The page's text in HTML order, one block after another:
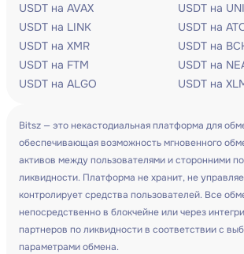
USDT на AVAX
USDT на UNI
USDT на LINK
USDT на
USDT на XMR
USDT на
USDT на FTM
USDT на
USDT на ALGO
USDT на
Bitsz — это некастодиальная платформа для
обеспечивающая возможность мгновенного
активов между пользователями и сторонними
ликвидности. Платформа не хранит, не
контролирует средства пользователей. Все
непосредственно в блокчейне или через
партнеров по ликвидности в соответствии с
параметрами обмена.